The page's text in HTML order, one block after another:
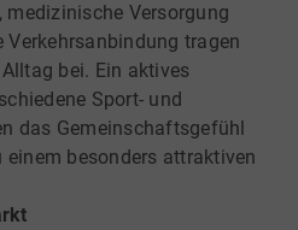
Versorgung
Verkehrsanbindung tragen
bei. Ein aktives
Sport- und
das Gemeinschaftsgefühl
einem besonders attraktiven